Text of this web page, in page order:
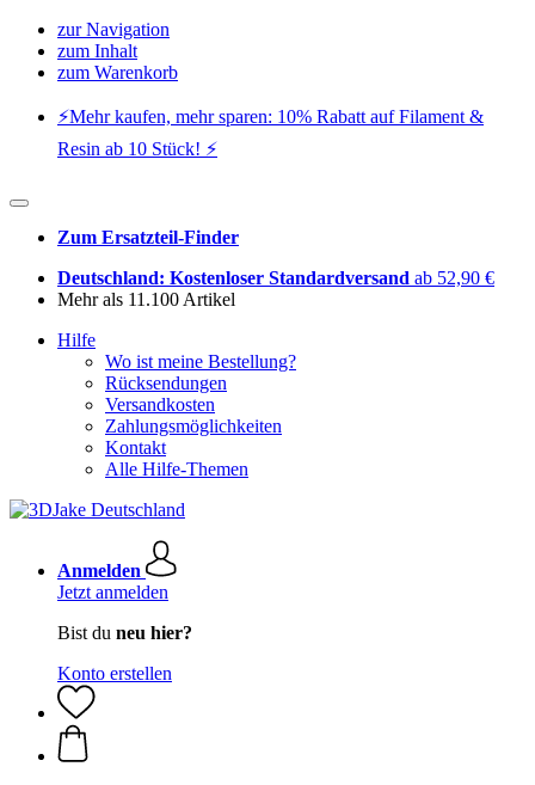
zur Navigation
zum Inhalt
zum Warenkorb
⚡️Mehr kaufen, mehr sparen: 10% Rabatt auf Filament &
Resin ab 10 Stück! ⚡️
Zum Ersatzteil-Finder
Deutschland: Kostenloser Standardversand ab 52,90 €
Mehr als 11.100 Artikel
Hilfe
Wo ist meine Bestellung?
Rücksendungen
Versandkosten
Zahlungsmöglichkeiten
Kontakt
Alle Hilfe-Themen
Anmelden
Jetzt anmelden
Bist du neu hier?
Konto erstellen